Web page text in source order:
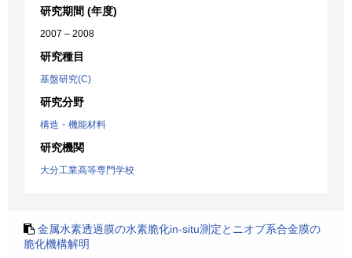
研究期間 (年度)
2007 – 2008
研究種目
基盤研究(C)
研究分野
構造・機能材料
研究機関
大分工業高等専門学校
金属水素透過膜の水素脆化in-situ測定とニオブ系合金膜の
脆化機構解明